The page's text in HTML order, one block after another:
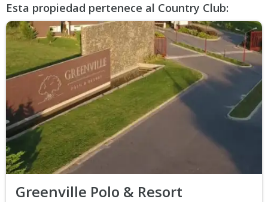
Esta propiedad pertenece al Country Club:
Greenville Polo & Resort